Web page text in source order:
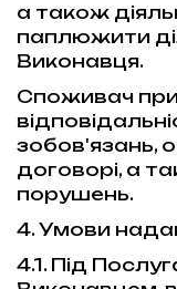
а також
паплюжити
Виконавця.
Споживач
зобов'язань,
договорі, а
порушень.
4. Умови
4.1. Під